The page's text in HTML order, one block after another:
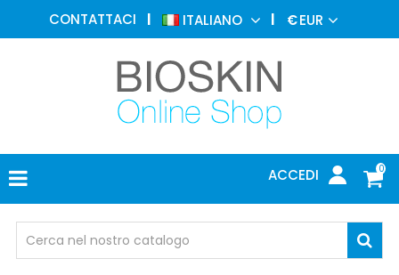
CONTATTACI ITALIANO €EUR
0
ACCEDI
MEDICINA
ESTETICA
DERMATOLOGIA
FOTOTERAPIA
ELETTROMEDICALI
MEDICO
OCCHIALI
DI